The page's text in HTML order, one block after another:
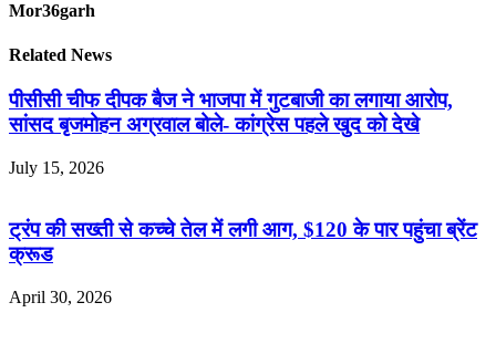
Mor36garh
Related News
पीसीसी चीफ दीपक बैज ने भाजपा में गुटबाजी का लगाया आरोप,
सांसद बृजमोहन अग्रवाल बोले- कांग्रेस पहले खुद को देखे
July 15, 2026
ट्रंप की सख्ती से कच्चे तेल में लगी आग, $120 के पार पहुंचा ब्रेंट
क्रूड
April 30, 2026